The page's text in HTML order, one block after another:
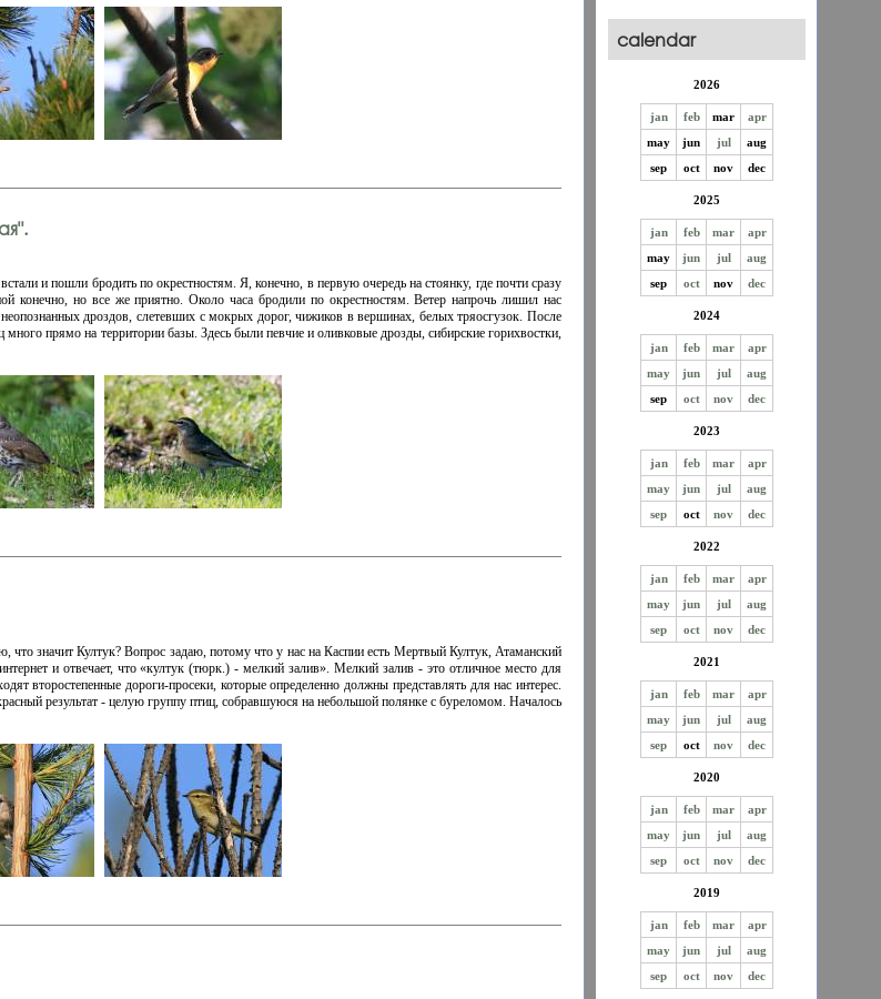
и пошли бродить по окрестностям. Я, конечно, в первую очередь на стоянку, где почти сразу
конечно, но все же приятно. Около часа бродили по окрестностям. Ветер напрочь лишил нас
дроздов, слетевших с мокрых дорог, чижиков в вершинах, белых тряосгузок. После
много прямо на территории базы. Здесь были певчие и оливковые дрозды, сибирские горихвостки,
значит Култук? Вопрос задаю, потому что у нас на Каспии есть Мертвый Култук, Атаманский
и отвечает, что «култук (тюрк.) - мелкий залив». Мелкий залив - это отличное место для
второстепенные дороги-просеки, которые определенно должны представлять для нас интерес.
результат - целую группу птиц, собравшуюся на небольшой полянке с буреломом. Началось
calendar
2026
jan feb mar
apr
may
jun jul
aug
sep
oct nov dec
2025
jan feb mar
apr
may
jun jul
aug
sep
oct nov dec
2024
jan feb mar
apr
may
jun jul
aug
sep
oct nov dec
2023
jan feb mar
apr
may
jun jul
aug
sep
oct nov dec
2022
jan feb mar
apr
may
jun jul
aug
sep
oct nov dec
2021
jan feb mar
apr
may
jun jul
aug
sep
oct nov dec
2020
jan feb mar
apr
may
jun jul
aug
sep
oct nov dec
2019
jan feb mar
apr
may
jun jul
aug
sep
oct nov dec